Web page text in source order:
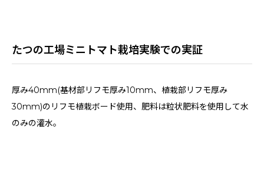
たつの工場ミニトマト栽培実験での実証
厚み40mm(基材部リフモ厚み10mm、植栽部リフモ厚み
30mm)のリフモ植栽ボード使用、肥料は粒状肥料を使用して水
のみの灌水。